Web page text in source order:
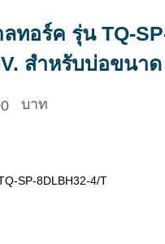
ทอร์ค รุ่น TQ-
สำหรับบ่อขนา
SP-8DLBH32-4/T